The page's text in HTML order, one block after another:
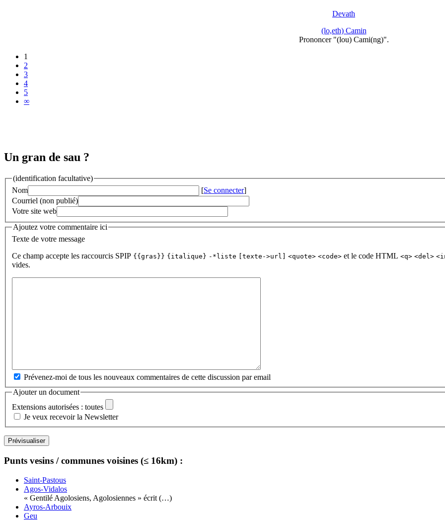
Devath
(lo,eth) Camin
Prononcer "(lou) Cami(ng)".
1
2
3
4
5
∞
Un gran de sau ?
(identification facultative)
Nom
[Se connecter]
Courriel (non publié)
Votre site web
Ajoutez votre commentaire ici
Texte de votre message
Ce champ accepte les raccourcis SPIP {{gras}} {italique} -*liste [texte->url] <quote> <code> et le code HTML <q> <del>
vides.
Prévenez-moi de tous les nouveaux commentaires de cette discussion par email
Ajouter un document
Extensions autorisées : toutes
Je veux recevoir la Newsletter
Punts vesins / communes voisines (≤ 16km) :
Saint-Pastous
Agos-Vidalos
« Gentilé Agolosiens, Agolosiennes » écrit (…)
Ayros-Arbouix
Geu